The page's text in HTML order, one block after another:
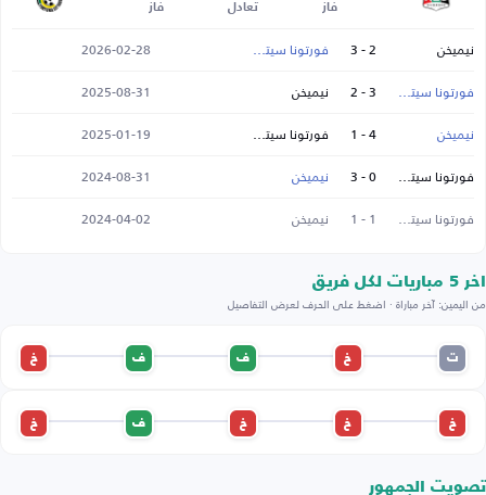
فاز
تعادل
فاز
نيميخن 2 - 3 فورتونا سيتارد
2026-02-28
فورتونا سيتارد
3 - 2 نيميخن
2025-08-31
نيميخن
4 - 1 فورتونا سيتارد
2025-01-19
فورتونا سيتارد
0 - 3 نيميخن
2024-08-31
فورتونا سيتارد
1 - 1 نيميخن 2024-04-02
اخر 5 مباريات لكل فريق
من اليمين: آخر مباراة · اضغط على الحرف لعرض التفاصيل
ت خ ف ف خ
خ خ خ ف خ
تصويت الجمهور